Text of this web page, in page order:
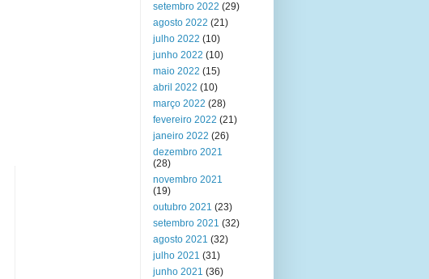
setembro 2022 (29)
agosto 2022 (21)
julho 2022 (10)
junho 2022 (10)
maio 2022 (15)
abril 2022 (10)
março 2022 (28)
fevereiro 2022 (21)
janeiro 2022 (26)
dezembro 2021
(28)
novembro 2021
(19)
outubro 2021 (23)
setembro 2021 (32)
agosto 2021 (32)
julho 2021 (31)
junho 2021 (36)